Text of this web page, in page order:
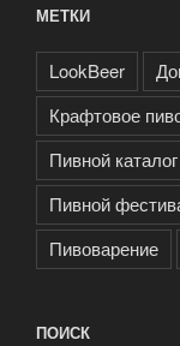
МЕТКИ
LookBeer
Крафтовое
Пивной каталог
Пивной
Пивоварение
ПОИСК